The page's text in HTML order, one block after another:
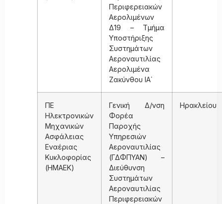
Περιφερειακών
Αερολιμένων
Δ19 – Τμήμα
Υποστήριξης
Συστημάτων
Αεροναυτιλίας
Αερολιμένα
Ζακύνθου ΙΑ΄
ΠΕ
Ηλεκτρονικών
Μηχανικών
Ασφάλειας
Εναέριας
Κυκλοφορίας
(ΗΜΑΕΚ)
Γενική Δ/νση
Φορέα
Παροχής
Υπηρεσιών
Αεροναυτιλίας
(ΓΔΦΠΥΑΝ) –
Διεύθυνση
Συστημάτων
Αεροναυτιλίας
Περιφερειακών
Ηρακλείου